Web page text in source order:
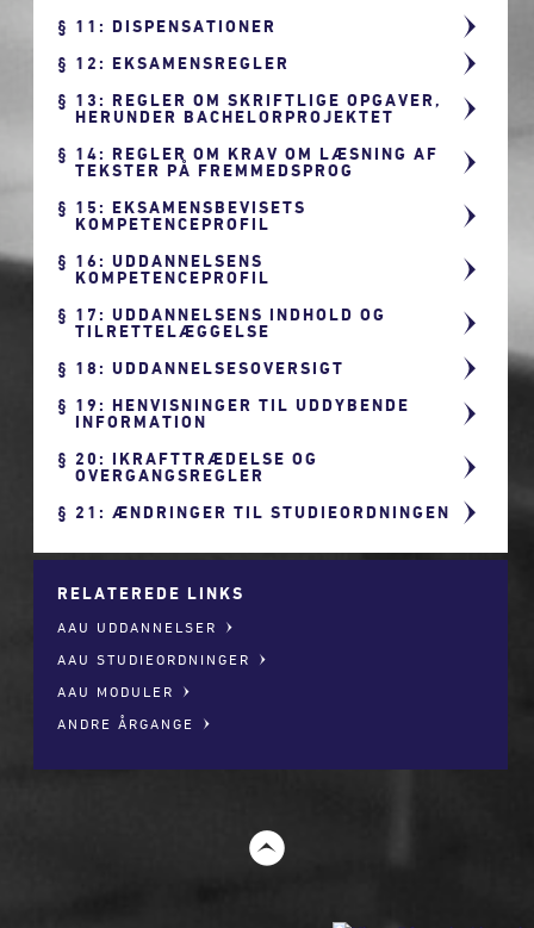
11: DISPENSATIONER
12: EKSAMENSREGLER
13: REGLER OM SKRIFTLIGE OPGAVER,
HERUNDER BACHELORPROJEKTET
14: REGLER OM KRAV OM LÆSNING AF
TEKSTER PÅ FREMMEDSPROG
15: EKSAMENSBEVISETS
KOMPETENCEPROFIL
16: UDDANNELSENS
KOMPETENCEPROFIL
17: UDDANNELSENS INDHOLD OG
TILRETTELÆGGELSE
18: UDDANNELSESOVERSIGT
19: HENVISNINGER TIL UDDYBENDE
INFORMATION
20: IKRAFTTRÆDELSE OG
OVERGANGSREGLER
21: ÆNDRINGER TIL STUDIEORDNINGEN
RELATEREDE LINKS
AAU UDDANNELSER
AAU STUDIEORDNINGER
AAU MODULER
ANDRE ÅRGANGE
t